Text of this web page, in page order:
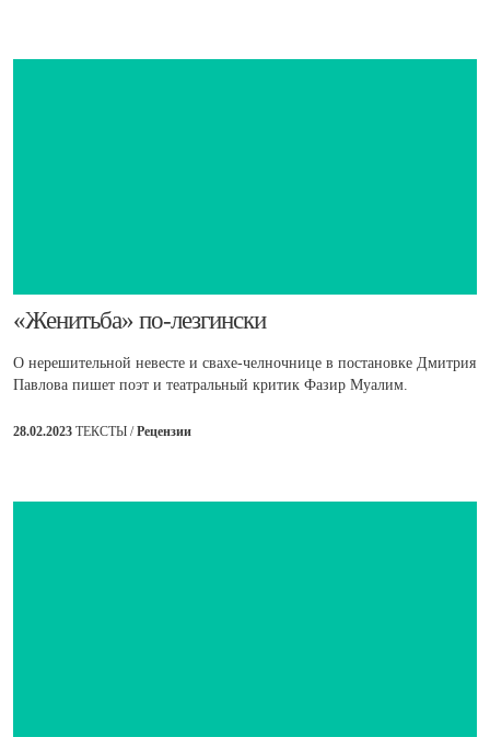
​«Женитьба» по-лезгински
О нерешительной невесте и свахе-челночнице в постановке Дмитрия
Павлова пишет поэт и театральный критик Фазир Муалим.
28.02.2023 ТЕКСТЫ /Рецензии